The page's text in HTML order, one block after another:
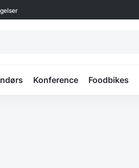
Konference Foodbikes